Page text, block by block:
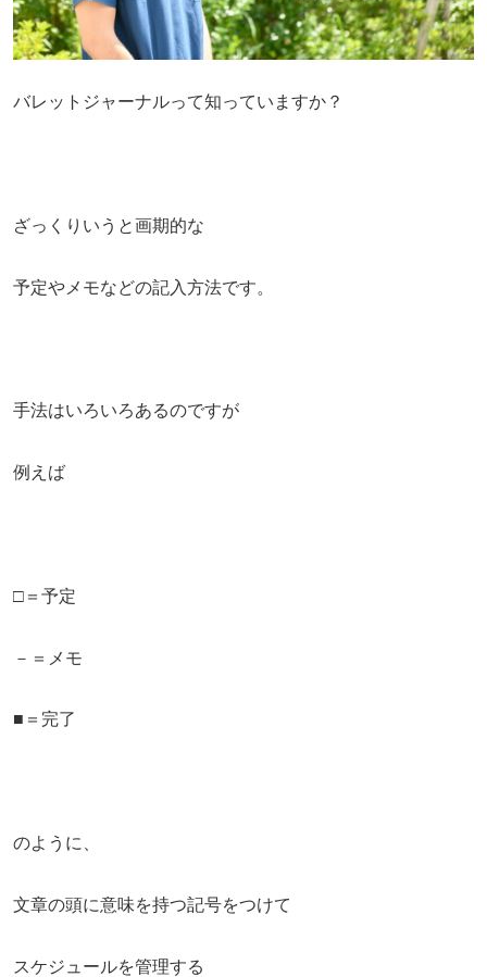
バレットジャーナルって知っていますか？
ざっくりいうと画期的な
予定やメモなどの記入方法です。
手法はいろいろあるのですが
例えば
□＝予定
－＝メモ
■＝完了
のように、
文章の頭に意味を持つ記号をつけて
スケジュールを管理する